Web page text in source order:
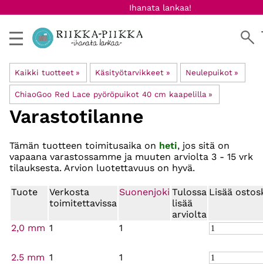
Ihanata lankaa!
Kaikki tuotteet ‪» Käsityötarvikkeet ‪» Neulepuikot ‪»
ChiaoGoo Red Lace pyöröpuikot 40 cm kaapelilla ‪»
Varastotilanne
Tämän tuotteen toimitusaika on heti, jos sitä on
vapaana varastossamme ja muuten arviolta 3 - 15 vrk
tilauksesta. Arvion luotettavuus on hyvä.
Tuote
Verkosta
toimitettavissa
Suonenjoki Tulossa
lisää
arviolta
Lisää
2,0 mm 1 1
2.5 mm 1 1